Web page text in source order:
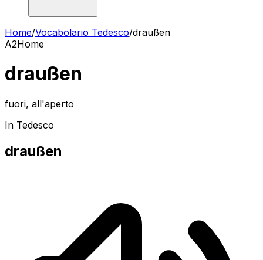
Home/Vocabolario Tedesco/draußen
A2Home
draußen
fuori, all'aperto
In Tedesco
draußen